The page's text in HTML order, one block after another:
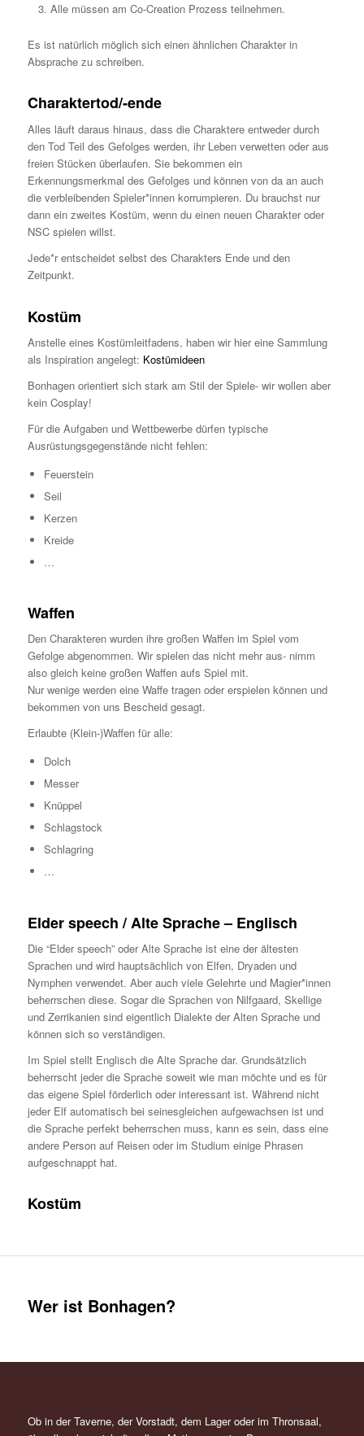
Alle müssen am Co-Creation Prozess teilnehmen.
Es ist natürlich möglich sich einen ähnlichen Charakter in
Absprache zu schreiben.
Charaktertod/-ende
Alles läuft daraus hinaus, dass die Charaktere entweder durch
den Tod Teil des Gefolges werden, ihr Leben verwetten oder aus
freien Stücken überlaufen. Sie bekommen ein
Erkennungsmerkmal des Gefolges und können von da an auch
die verbleibenden Spieler*innen korrumpieren. Du brauchst nur
dann ein zweites Kostüm, wenn du einen neuen Charakter oder
NSC spielen willst.
Jede*r entscheidet selbst des Charakters Ende und den
Zeitpunkt.
Kostüm
Anstelle eines Kostümleitfadens, haben wir hier eine Sammlung
als Inspiration angelegt: Kostümideen
Bonhagen orientiert sich stark am Stil der Spiele- wir wollen aber
kein Cosplay!
Für die Aufgaben und Wettbewerbe dürfen typische
Ausrüstungsgegenstände nicht fehlen:
Feuerstein
Seil
Kerzen
Kreide
…
Waffen
Den Charakteren wurden ihre großen Waffen im Spiel vom
Gefolge abgenommen. Wir spielen das nicht mehr aus- nimm
also gleich keine großen Waffen aufs Spiel mit.
Nur wenige werden eine Waffe tragen oder erspielen können und
bekommen von uns Bescheid gesagt.
Erlaubte (Klein-)Waffen für alle:
Dolch
Messer
Knüppel
Schlagstock
Schlagring
…
Elder speech / Alte Sprache – Englisch
Die “Elder speech” oder Alte Sprache ist eine der ältesten
Sprachen und wird hauptsächlich von Elfen, Dryaden und
Nymphen verwendet. Aber auch viele Gelehrte und Magier*innen
beherrschen diese. Sogar die Sprachen von Nilfgaard, Skellige
und Zerrikanien sind eigentlich Dialekte der Alten Sprache und
können sich so verständigen.
Im Spiel stellt Englisch die Alte Sprache dar. Grundsätzlich
beherrscht jeder die Sprache soweit wie man möchte und es für
das eigene Spiel förderlich oder interessant ist. Während nicht
jeder Elf automatisch bei seinesgleichen aufgewachsen ist und
die Sprache perfekt beherrschen muss, kann es sein, dass eine
andere Person auf Reisen oder im Studium einige Phrasen
aufgeschnappt hat.
Kostüm
Wer ist Bonhagen?
Ob in der Taverne, der Vorstadt, dem Lager oder im Thronsaal,